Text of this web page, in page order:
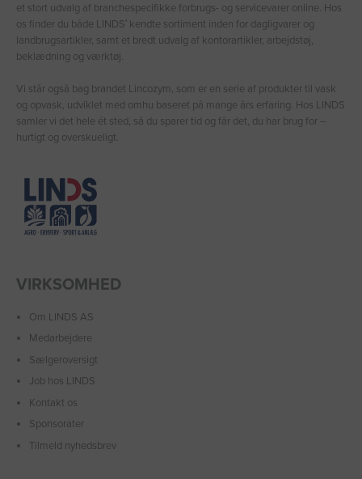
et stort udvalg af branchespecifikke forbrugs- og servicevarer online. Hos
os finder du både LINDS′ kendte sortiment inden for dagligvarer og
landbrugsartikler, samt et bredt udvalg af kontorartikler, arbejdstøj,
beklædning og værktøj.
Vi står også bag brandet Lincozym, som er en serie af produkter til vask
og opvask, udviklet med omhu baseret på mange års erfaring. Hos LINDS
samler vi det hele ét sted, så du sparer tid og får det, du har brug for –
hurtigt og overskueligt.
VIRKSOMHED
Om LINDS AS
Medarbejdere
Sælgeroversigt
Job hos LINDS
Kontakt os
Sponsorater
Tilmeld nyhedsbrev